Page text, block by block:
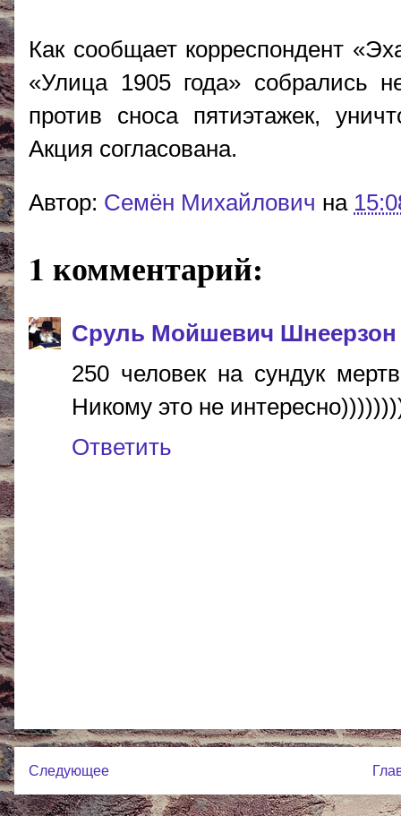
Как сообщает корреспондент
«Улица 1905 года» собрались
против сноса пятиэтажек,
Акция согласована.
Автор: Cемён Михайлович на
1 комментарий:
Сруль Мойшевич Шнеерзон
250 человек на сундук
Никому это не
Ответить
Следующее